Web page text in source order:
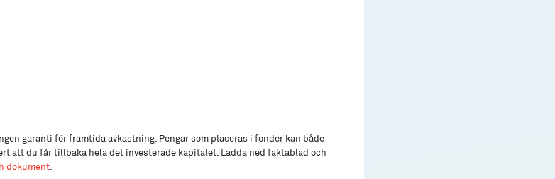
garanti för framtida avkastning. Pengar som placeras i fonder kan både
att du får tillbaka hela det investerade kapitalet. Ladda ned faktablad och
dokument.